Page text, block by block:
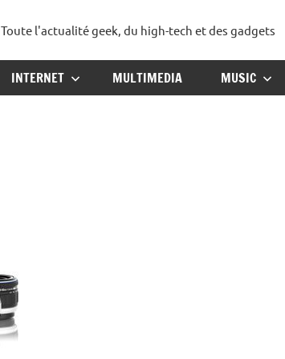
lebloggadget
Toute l'actualité geek, du high-tech et des gadgets
INTERNET MULTIMEDIA MUSIC